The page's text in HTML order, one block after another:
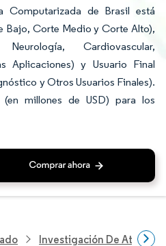
Computarizada de Brasil está
Bajo, Corte Medio y Corte Alto),
Cardiovascular,
Aplicaciones) y Usuario Final
y Otros Usuarios Finales).
millones de USD) para los
Investigación De